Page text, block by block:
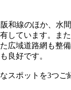
和線のほか、水
しています。ま
広域道路網も整
良好です。
スポットを3つご